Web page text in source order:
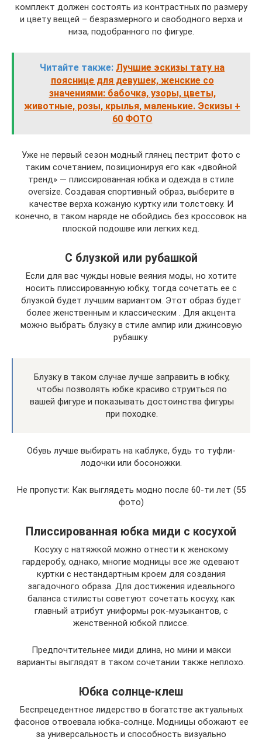
комплект должен состоять из контрастных по размеру
и цвету вещей – безразмерного и свободного верха и
низа, подобранного по фигуре.
Читайте также: Лучшие эскизы тату на
пояснице для девушек, женские со
значениями: бабочка, узоры, цветы,
животные, розы, крылья, маленькие. Эскизы +
60 ФОТО
Уже не первый сезон модный глянец пестрит фото с
таким сочетанием, позиционируя его как «двойной
тренд» — плиссированная юбка и одежда в стиле
oversize. Создавая спортивный образ, выберите в
качестве верха кожаную куртку или толстовку. И
конечно, в таком наряде не обойдись без кроссовок на
плоской подошве или легких кед.
С блузкой или рубашкой
Если для вас чужды новые веяния моды, но хотите
носить плиссированную юбку, тогда сочетать ее с
блузкой будет лучшим вариантом. Этот образ будет
более женственным и классическим . Для акцента
можно выбрать блузку в стиле ампир или джинсовую
рубашку.
Блузку в таком случае лучше заправить в юбку,
чтобы позволять юбке красиво струиться по
вашей фигуре и показывать достоинства фигуры
при походке.
Обувь лучше выбирать на каблуке, будь то туфли-
лодочки или босоножки.
Не пропусти: Как выглядеть модно после 60-ти лет (55
фото)
Плиссированная юбка миди с косухой
Косуху с натяжкой можно отнести к женскому
гардеробу, однако, многие модницы все же одевают
куртки с нестандартным кроем для создания
загадочного образа. Для достижения идеального
баланса стилисты советуют сочетать косуху, как
главный атрибут униформы рок-музыкантов, с
женственной юбкой плиссе.
Предпочтительнее миди длина, но мини и макси
варианты выглядят в таком сочетании также неплохо.
Юбка солнце-клеш
Беспрецедентное лидерство в богатстве актуальных
фасонов отвоевала юбка-солнце. Модницы обожают ее
за универсальность и способность визуально